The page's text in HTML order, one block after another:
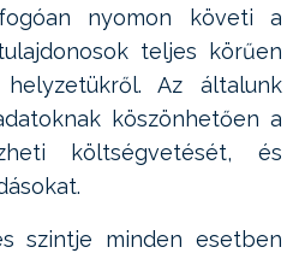
nyomon követi a
teljes körűen
Az általunk
köszönhetően a
költségvetését, és
szintje minden esetben